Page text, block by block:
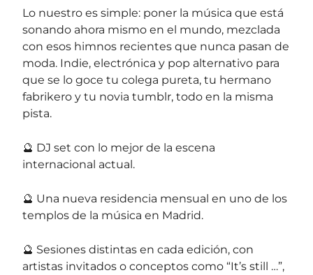
Lo nuestro es simple: poner la música que está
sonando ahora mismo en el mundo, mezclada
con esos himnos recientes que nunca pasan de
moda. Indie, electrónica y pop alternativo para
que se lo goce tu colega pureta, tu hermano
fabrikero y tu novia tumblr, todo en la misma
pista.
🔮 DJ set con lo mejor de la escena
internacional actual.
🔮 Una nueva residencia mensual en uno de los
templos de la música en Madrid.
🔮 Sesiones distintas en cada edición, con
artistas invitados o conceptos como “It’s still …”,